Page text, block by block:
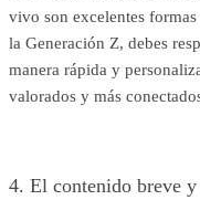
vivo son excelentes
la Generación Z, debes
manera rápida y
valorados y más
4. El contenido breve